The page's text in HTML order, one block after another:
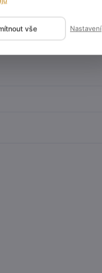
vše Nastavení